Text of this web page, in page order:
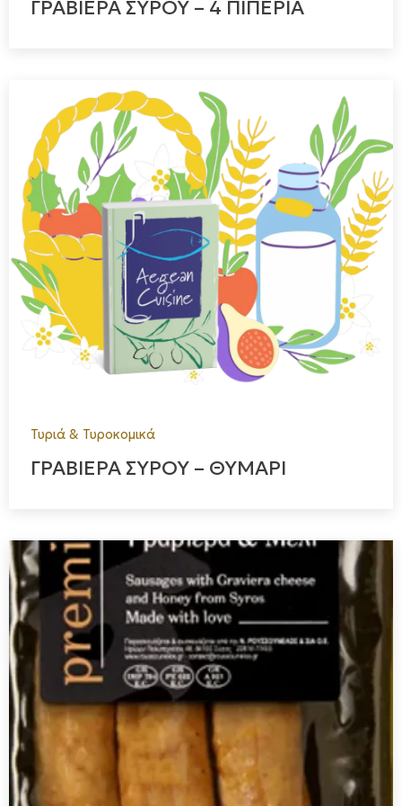
ΓΡΑΒΙΕΡΑ ΣΥΡΟΥ – 4 ΠΙΠΕΡΙΑ
Τυριά & Τυροκομικά
ΓΡΑΒΙΕΡΑ ΣΥΡΟΥ – ΘΥΜΑΡΙ